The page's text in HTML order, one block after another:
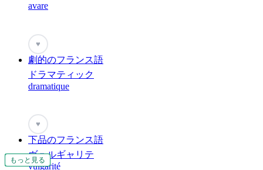
もっと見る
もっと見る
もっと見る
もっと見る
もっと見る
もっと見る
もっと見る
もっと見る
avare
♥
劇的のフランス語
ドラマティック
dramatique
♥
下品のフランス語
ヴュルギャリテ
vulgarité
もっと見る
もっと見る
もっと見る
もっと見る
もっと見る
もっと見る
もっと見る
もっと見る